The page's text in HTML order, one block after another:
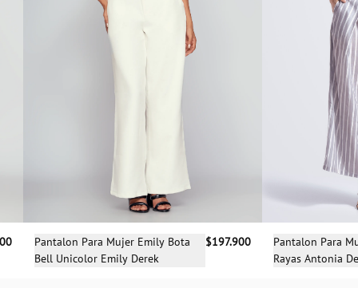
Selecciona una talla
14
Pantalon Para Mujer Emily Bota
Bell Unicolor Emily Derek
$197.900
Pantalon Para
Rayas Antonia